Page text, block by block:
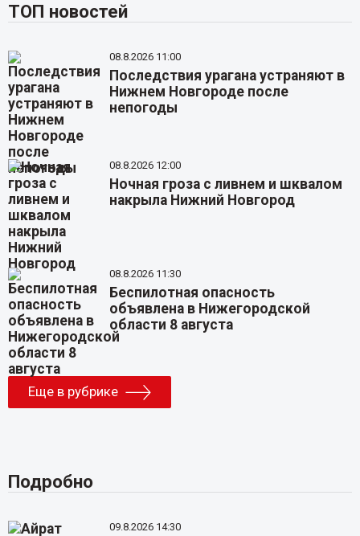
ТОП новостей
08.8.2026 11:00
Последствия урагана устраняют в
Нижнем Новгороде после
непогоды
08.8.2026 12:00
Ночная гроза с ливнем и шквалом
накрыла Нижний Новгород
08.8.2026 11:30
Беспилотная опасность
объявлена в Нижегородской
области 8 августа
Еще в рубрике
Подробно
09.8.2026 14:30